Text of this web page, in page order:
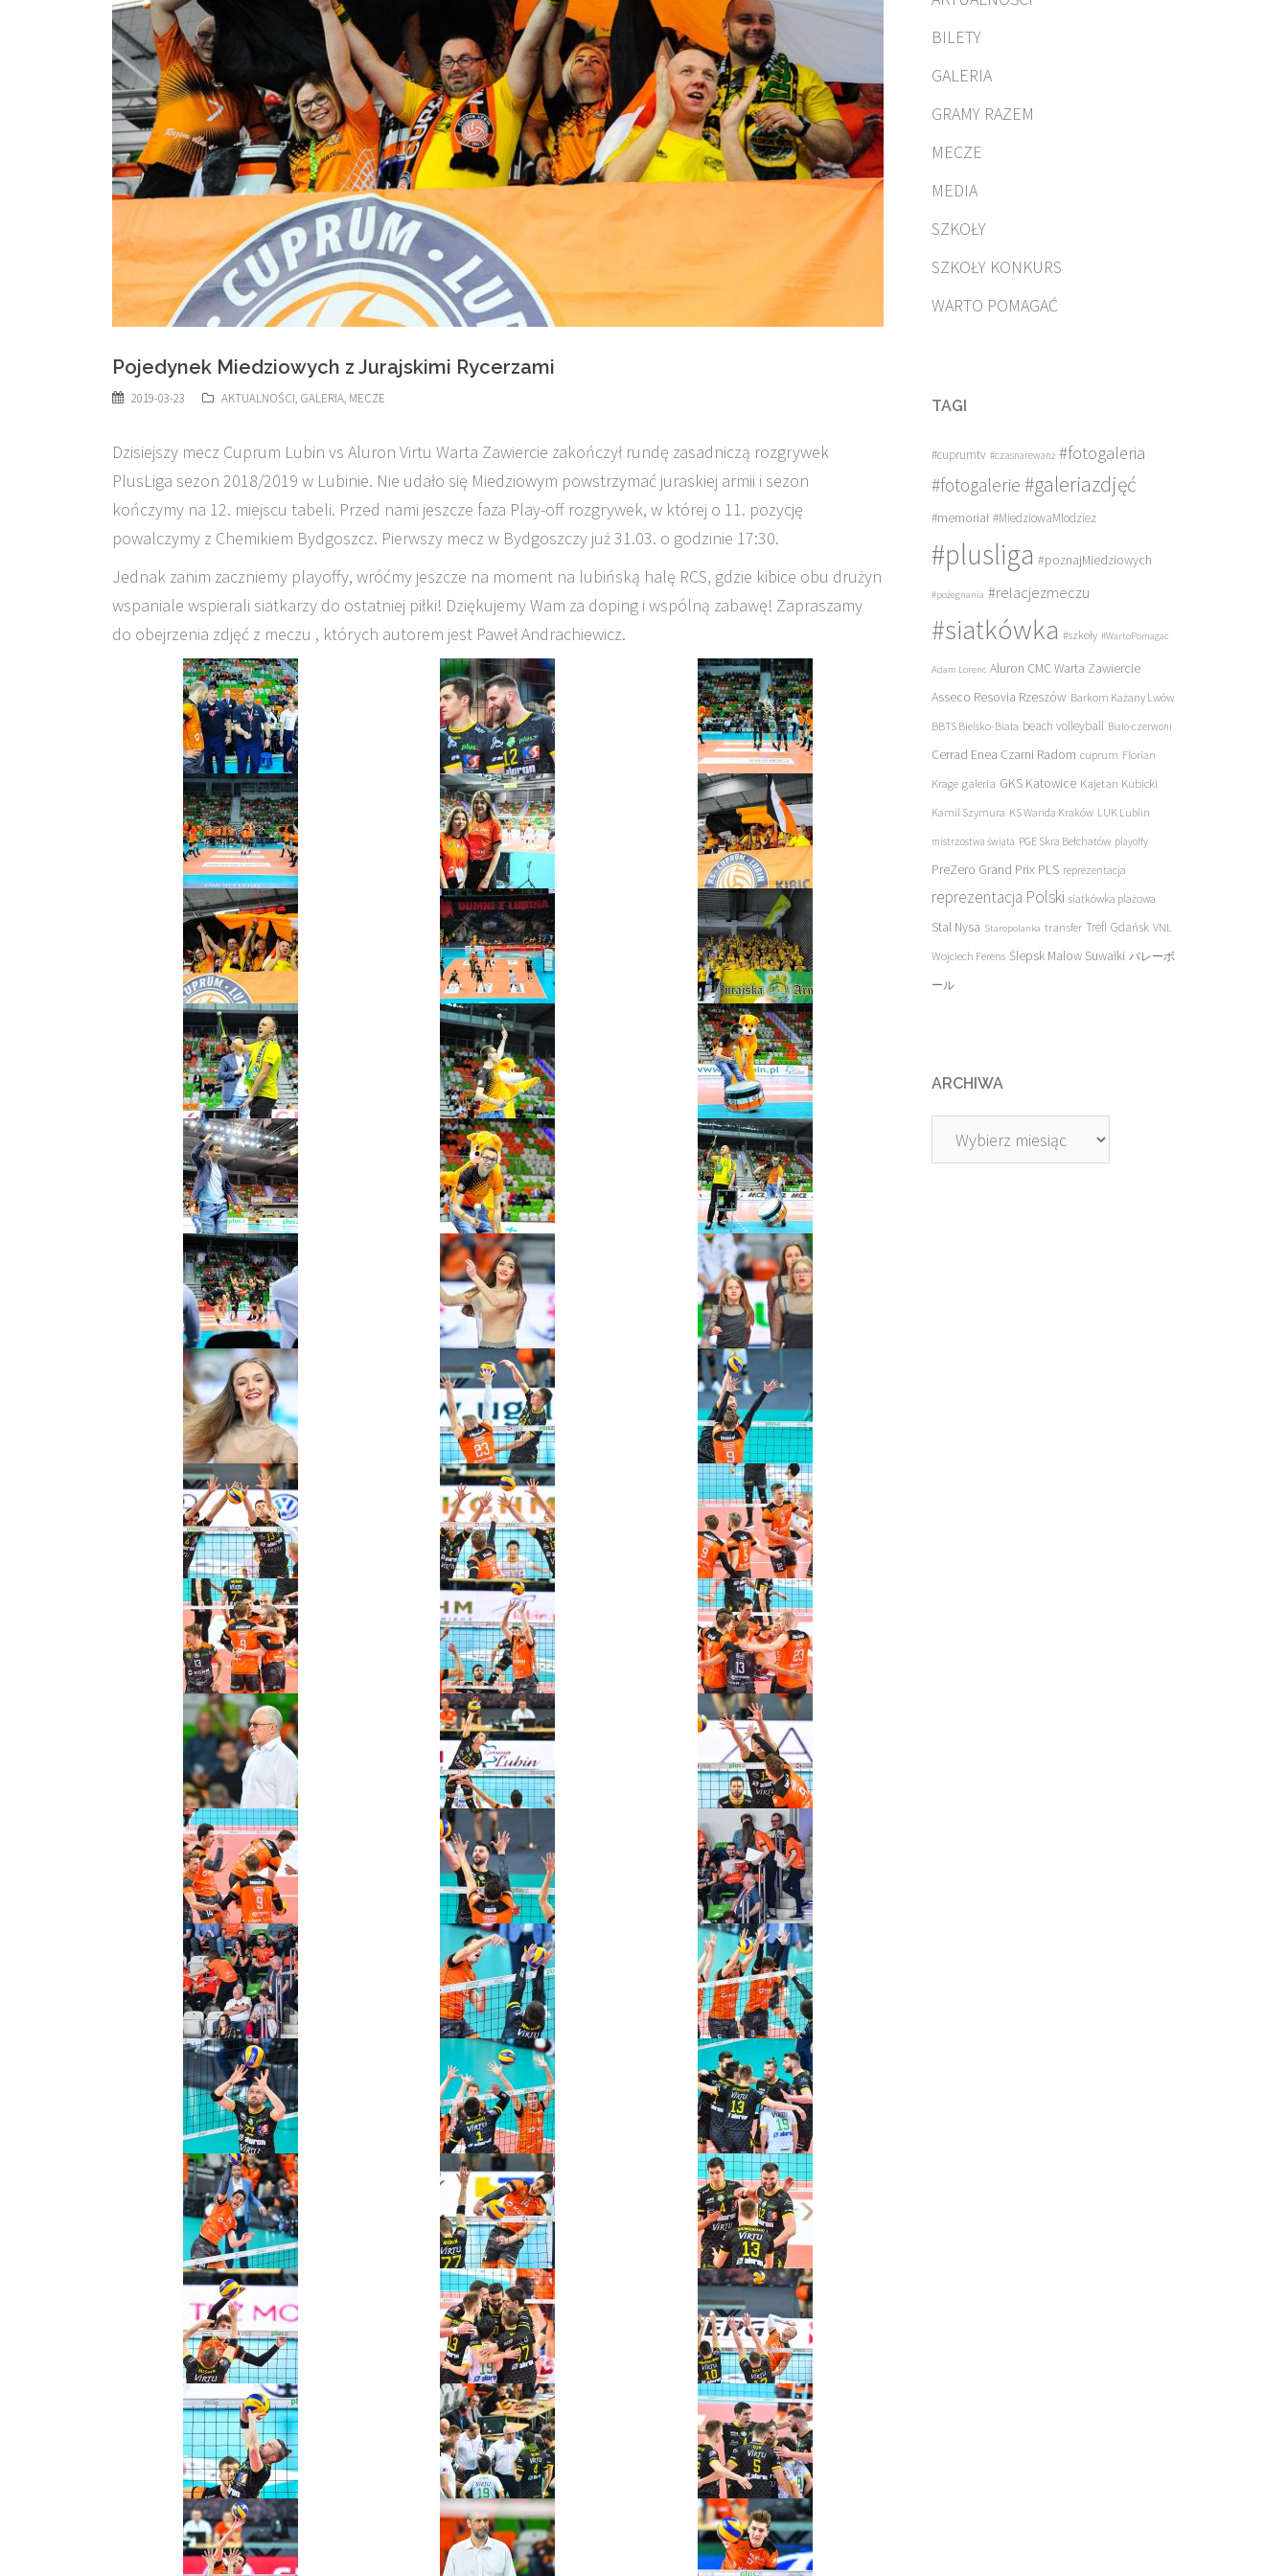
Pojedynek Miedziowych z Jurajskimi Rycerzami
2019-03-23 AKTUALNOŚCI, GALERIA, MECZE
Dzisiejszy mecz Cuprum Lubin vs Aluron Virtu Warta Zawiercie zakończył rundę zasadniczą rozgrywek
PlusLiga sezon 2018/2019 w Lubinie. Nie udało się Miedziowym powstrzymać juraskiej armii i sezon
kończymy na 12. miejscu tabeli. Przed nami jeszcze faza Play-off rozgrywek, w której o 11. pozycję
powalczymy z Chemikiem Bydgoszcz. Pierwszy mecz w Bydgoszczy już 31.03. o godzinie 17:30.
Jednak zanim zaczniemy playoffy, wróćmy jeszcze na moment na lubińską halę RCS, gdzie kibice obu drużyn
wspaniale wspierali siatkarzy do ostatniej piłki! Dziękujemy Wam za doping i wspólną zabawę! Zapraszamy
do obejrzenia zdjęć z meczu , których autorem jest Paweł Andrachiewicz.
BILETY
GALERIA
GRAMY RAZEM
MECZE
MEDIA
SZKOŁY
SZKOŁY KONKURS
WARTO POMAGAĆ
TAGI
#cuprumtv #czasnarewanż #fotogaleria
#fotogalerie #galeriazdjęć
#memoriał #MiedziowaMlodziez
#plusliga #poznajMiedziowych
#pożegnania #relacjezmeczu
#siatkówka #szkoły #WartoPomagac
Adam Lorenc Aluron CMC Warta Zawiercie
Asseco Resovia Rzeszów Barkom Każany Lwów
BBTS Bielsko-Biała beach volleyball Biało-czerwoni
Cerrad Enea Czarni Radom cuprum Florian
Krage galeria GKS Katowice Kajetan Kubicki
Kamil Szymura KS Wanda Kraków LUK Lublin
mistrzostwa świata PGE Skra Bełchatów playoffy
PreZero Grand Prix PLS reprezentacja
reprezentacja Polski siatkówka plażowa
Stal Nysa Staropolanka transfer Trefl Gdańsk VNL
Wojciech Ferens Ślepsk Malow Suwałki バレーボ
ール
ARCHIWA
Archiwa